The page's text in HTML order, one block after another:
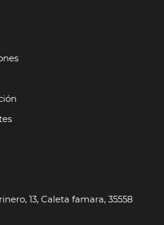
13, Caleta famara, 35558